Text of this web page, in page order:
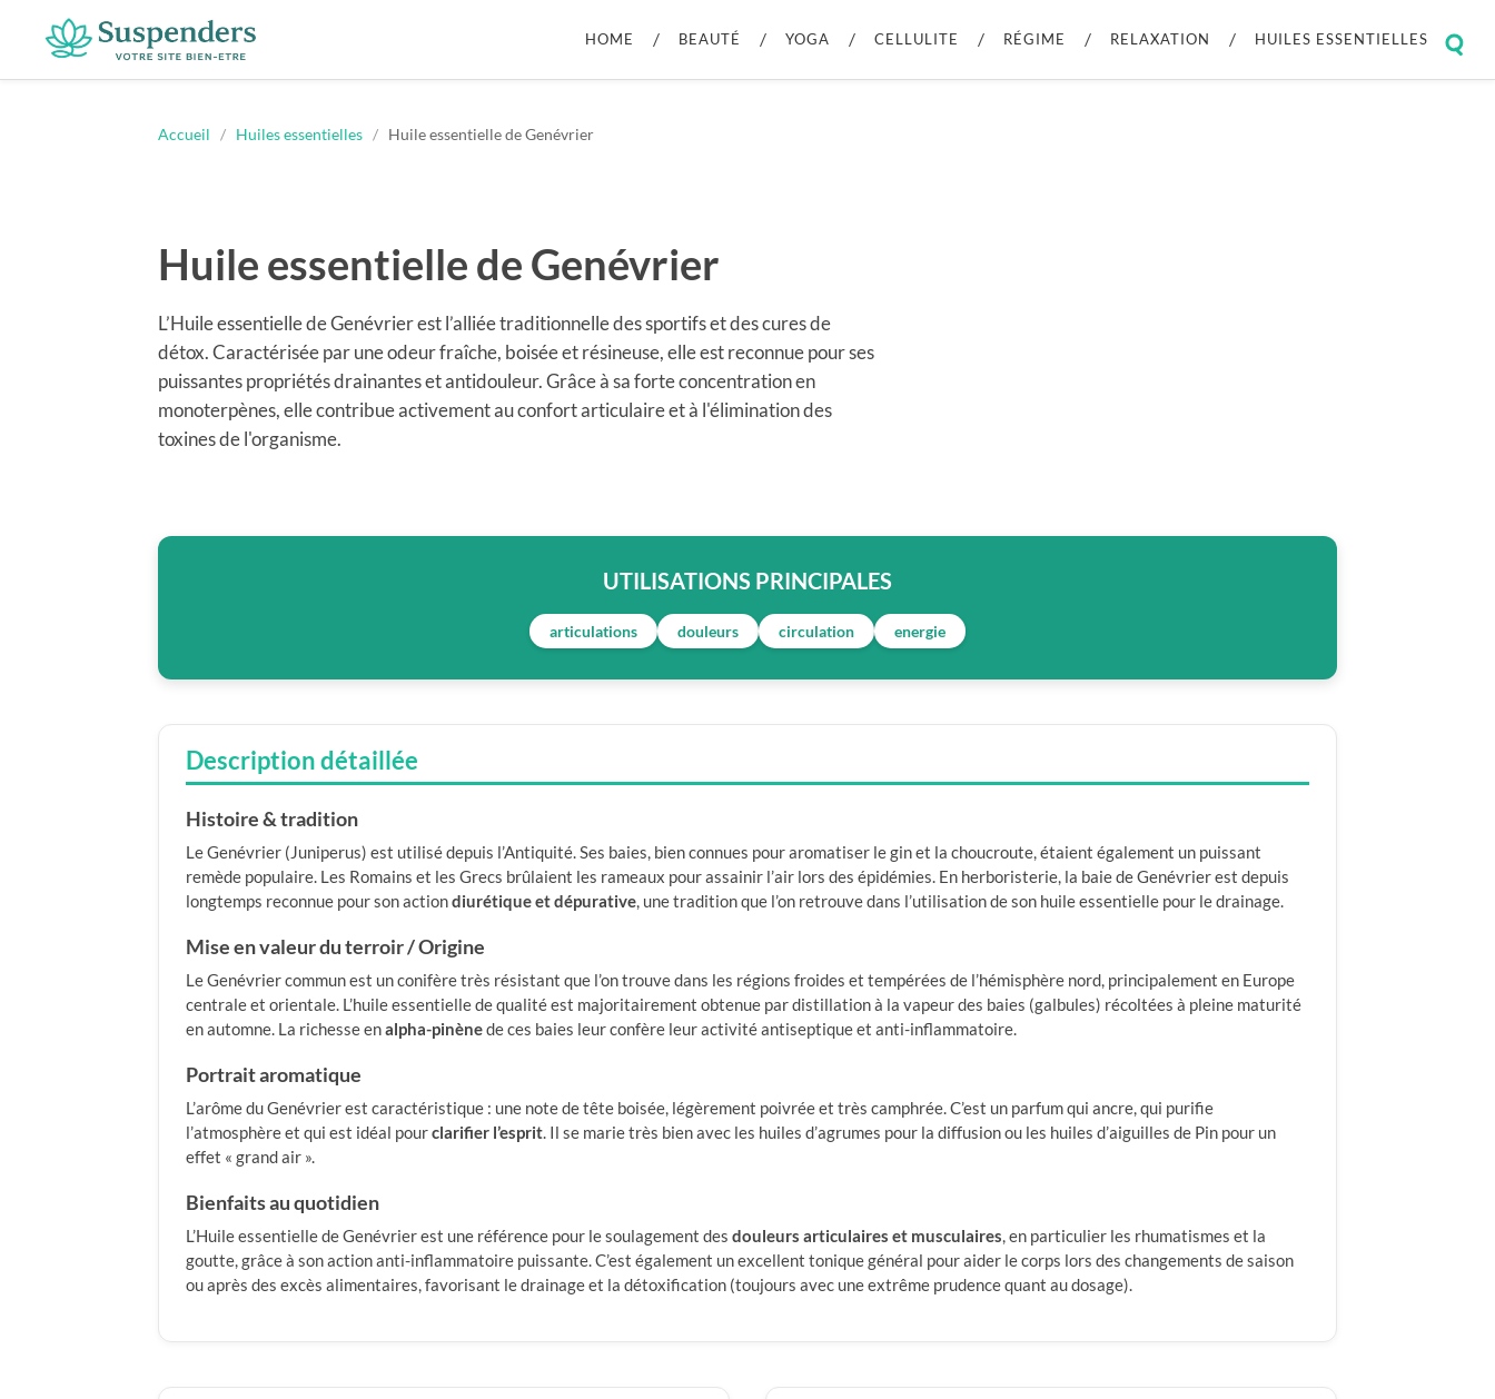
HOME BEAUTÉ YOGA CELLULITE RÉGIME RELAXATION HUILES ESSENTIELLES
field
Accueil / Huiles essentielles / Huile essentielle de Genévrier
Huile essentielle de Genévrier
L’Huile essentielle de Genévrier est l’alliée traditionnelle des sportifs et des cures de
détox. Caractérisée par une odeur fraîche, boisée et résineuse, elle est reconnue pour ses
puissantes propriétés drainantes et antidouleur. Grâce à sa forte concentration en
monoterpènes, elle contribue activement au confort articulaire et à l'élimination des
toxines de l'organisme.
UTILISATIONS PRINCIPALES
articulations douleurs circulation energie
Description détaillée
Histoire & tradition
Le Genévrier (Juniperus) est utilisé depuis l’Antiquité. Ses baies, bien connues pour aromatiser le gin et la choucroute, étaient également un puissant
remède populaire. Les Romains et les Grecs brûlaient les rameaux pour assainir l’air lors des épidémies. En herboristerie, la baie de Genévrier est depuis
longtemps reconnue pour son actiondiurétique et dépurative, une tradition que l’on retrouve dans l’utilisation de son huile essentielle pour le drainage.
Mise en valeur du terroir / Origine
Le Genévrier commun est un conifère très résistant que l’on trouve dans les régions froides et tempérées de l’hémisphère nord, principalement en Europe
centrale et orientale. L’huile essentielle de qualité est majoritairement obtenue par distillation à la vapeur des baies (galbules) récoltées à pleine maturité
en automne. La richesse enalpha-pinènede ces baies leur confère leur activité antiseptique et anti-inflammatoire.
Portrait aromatique
L’arôme du Genévrier est caractéristique : une note de tête boisée, légèrement poivrée et très camphrée. C’est un parfum qui ancre, qui purifie
l’atmosphère et qui est idéal pourclarifier l’esprit. Il se marie très bien avec les huiles d’agrumes pour la diffusion ou les huiles d’aiguilles de Pin pour un
effet « grand air ».
Bienfaits au quotidien
L’Huile essentielle de Genévrier est une référence pour le soulagement des douleurs articulaires et musculaires, en particulier les rhumatismes et la
goutte, grâce à son action anti-inflammatoire puissante. C’est également un excellent tonique général pour aider le corps lors des changements de saison
ou après des excès alimentaires, favorisant le drainage et la détoxification (toujours avec une extrême prudence quant au dosage).